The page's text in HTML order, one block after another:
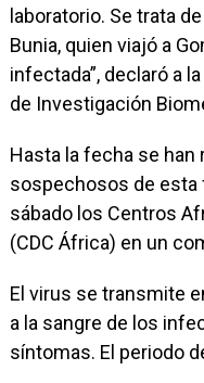
laboratorio. Se trata
Bunia, quien viajó a
infectada”, declaró a
de Investigación
Hasta la fecha se
sospechosos de esta
sábado los Centros
(CDC África) en un
El virus se transmite
a la sangre de los
síntomas. El periodo